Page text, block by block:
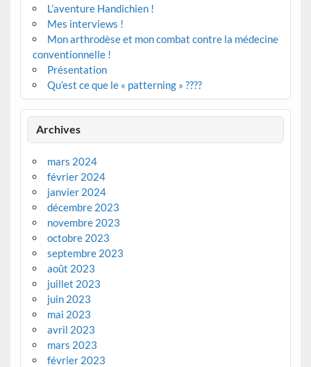
L’aventure Handichien !
Mes interviews !
Mon arthrodèse et mon combat contre la médecine
conventionnelle !
Présentation
Qu’est ce que le « patterning » ????
Archives
mars 2024
février 2024
janvier 2024
décembre 2023
novembre 2023
octobre 2023
septembre 2023
août 2023
juillet 2023
juin 2023
mai 2023
avril 2023
mars 2023
février 2023